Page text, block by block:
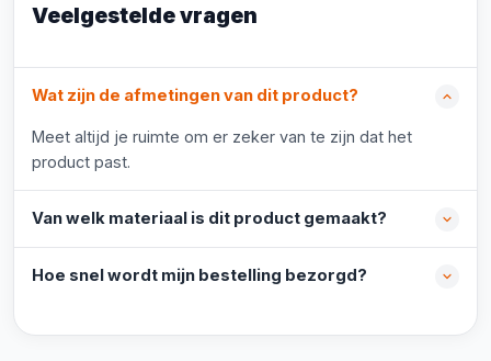
Veelgestelde vragen
Wat zijn de afmetingen van dit product?
Meet altijd je ruimte om er zeker van te zijn dat het
product past.
Van welk materiaal is dit product gemaakt?
Hoe snel wordt mijn bestelling bezorgd?